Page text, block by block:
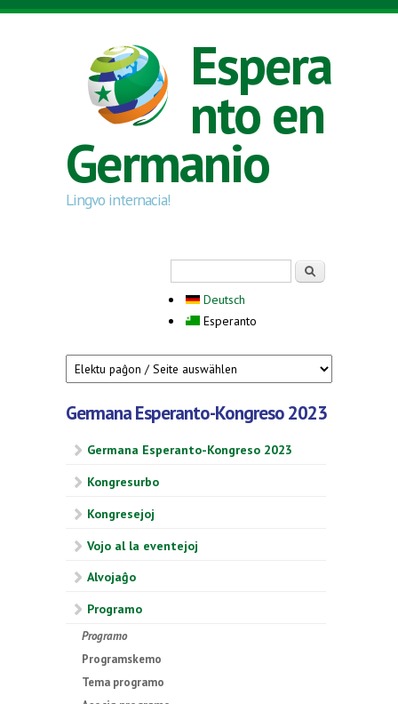
Skip to main content
Espera
nto en
Germanio
Lingvo internacia!
Deutsch
Esperanto
Germana Esperanto-Kongreso 2023
Germana Esperanto-Kongreso 2023
Kongresurbo
Kongresejoj
Vojo al la eventejoj
Alvojaĝo
Programo
Programo
Programskemo
Tema programo